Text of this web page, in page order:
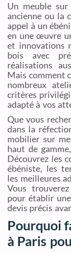
Un meuble
ancienne ou la
appel à un
en une œuvre
et innovations
bois avec
réalisations
Mais comment
nombreux
critères
adapté à vos
Que vous
dans la
mobilier sur
haut de
Découvrez les
ébéniste, les
les meilleures
Vous
pour établir
devis précis
Pourquoi
à Paris